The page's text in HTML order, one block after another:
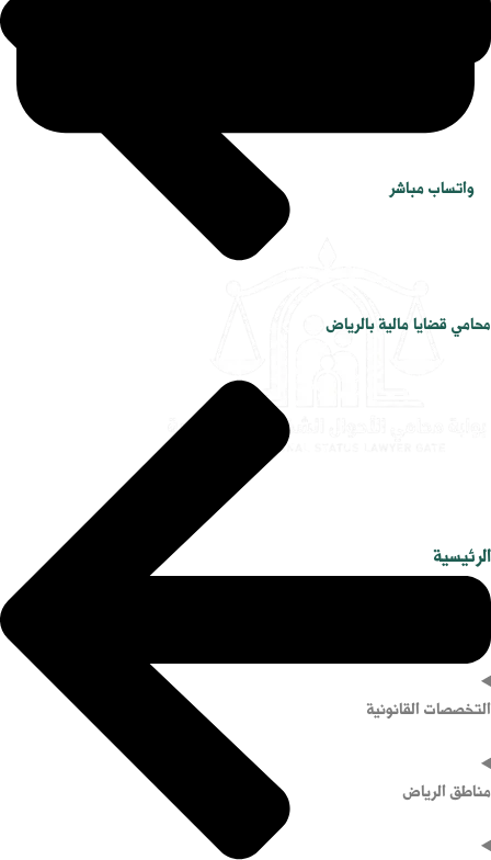
محامي قضايا مالية بالرياض
واتساب مباشر
الرئيسية
التخصصات القانونية
مناطق الرياض